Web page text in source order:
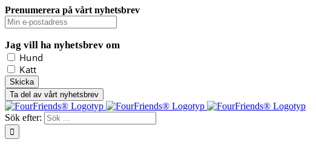
Prenumerera på vårt nyhetsbrev
Jag vill ha nyhetsbrev om
Hund
Katt
Ta del av vårt nyhetsbrev
Sök efter: